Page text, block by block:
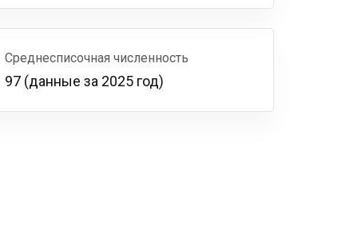
Среднесписочная численность
97 (данные за 2025 год)